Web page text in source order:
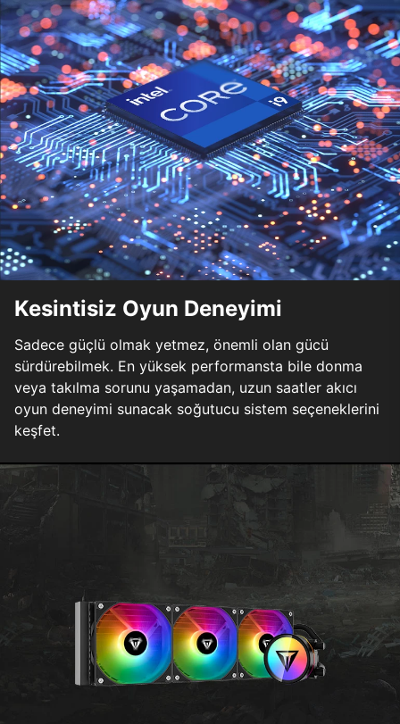
Kesintisiz Oyun Deneyimi
Sadece güçlü olmak yetmez, önemli olan gücü
sürdürebilmek. En yüksek performansta bile donma
veya takılma sorunu yaşamadan, uzun saatler akıcı
oyun deneyimi sunacak soğutucu sistem seçeneklerini
keşfet.